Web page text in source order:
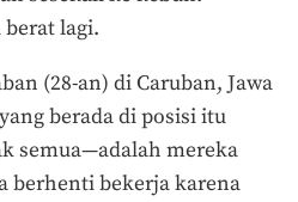
lagi.
(28-an) di Caruban, Jawa
berada di posisi itu
semua—adalah mereka
berhenti bekerja karena